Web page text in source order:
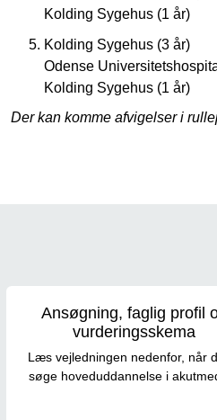
Kolding Sygehus (1 år)
Kolding Sygehus (3 år)
Odense
Kolding Sygehus (1 år)
Der kan komme afvigelser i
Ansøgning, faglig profil
vurderingsskema
Læs vejledningen nedenfor, når
søge hoveduddannelse i